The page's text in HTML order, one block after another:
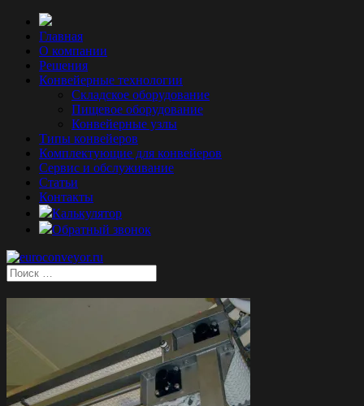
Главная
О компании
Решения
Конвейерные технологии
Складское оборудование
Пищевое оборудование
Конвейерные узлы
Типы конвейеров
Комплектующие для конвейеров
Сервис и обслуживание
Статьи
Контакты
Калькулятор
Обратный звонок